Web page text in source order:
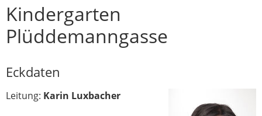
Kindergarten
Plüddemanngasse
Eckdaten
Leitung: Karin Luxbacher